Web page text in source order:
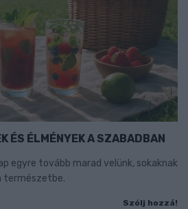
ÉS ÉLMÉNYEK A SZABADBAN
egyre tovább marad velünk, sokaknak
természetbe.
Szólj hozzá!